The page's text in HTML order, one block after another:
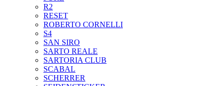
R2
RESET
ROBERTO CORNELLI
S4
SAN SIRO
SARTO REALE
SARTORIA CLUB
SCABAL
SCHERRER